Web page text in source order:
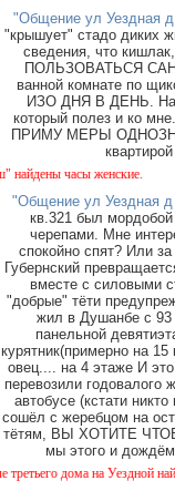
"Общение ул Уездная
"крышует" стадо диких
сведения, что
ПОЛЬЗОВАТЬСЯ
ванной комнате по
ИЗО ДНЯ В ДЕНЬ. На
который полез и ко
ПРИМУ МЕРЫ
часы женские.
"Общение ул Уездная д
кв.321 был
черепами. Мне
спокойно спят? Или
Губернский
вместе с силовыми
"добрые" тёти
жил в Душанбе с 93
панельной
курятник(примерно на
овец.... на 4 этаже И
перевозили годовалого
автобусе (кстати
сошёл с жеребцом на
тётям, ВЫ ХОТИТЕ
мы этого и
дома на Уездной